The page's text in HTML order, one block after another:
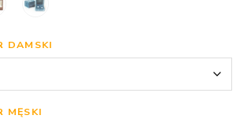
DAMSKI
MĘSKI